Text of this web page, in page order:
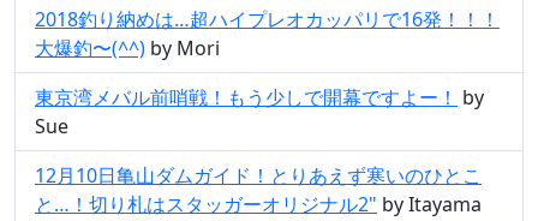
2018釣り納めは…超ハイプレオカッパリで16発！！！
大爆釣〜(^^) by Mori
東京湾メバル前哨戦！もう少しで開幕ですよー！ by
Sue
12月10日亀山ダムガイド！とりあえず寒いのひとこ
と…！切り札はスタッガーオリジナル2" by Itayama